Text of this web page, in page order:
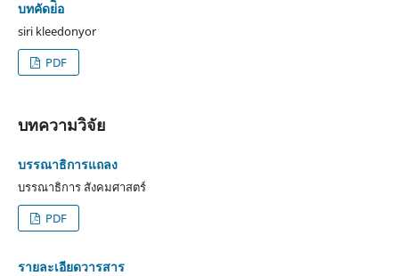
บทคัดย่ิอ
siri kleedonyor
PDF
บทความวิจัย
บรรณาธิการแถลง
บรรณาธิการ สังคมศาสตร์
PDF
รายละเอียดวารสาร